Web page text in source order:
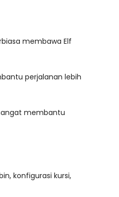
membawa Elf
perjalanan lebih
membantu
konfigurasi kursi,